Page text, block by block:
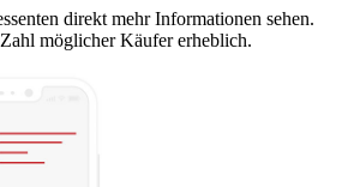
direkt mehr Informationen sehen.
möglicher Käufer erheblich.